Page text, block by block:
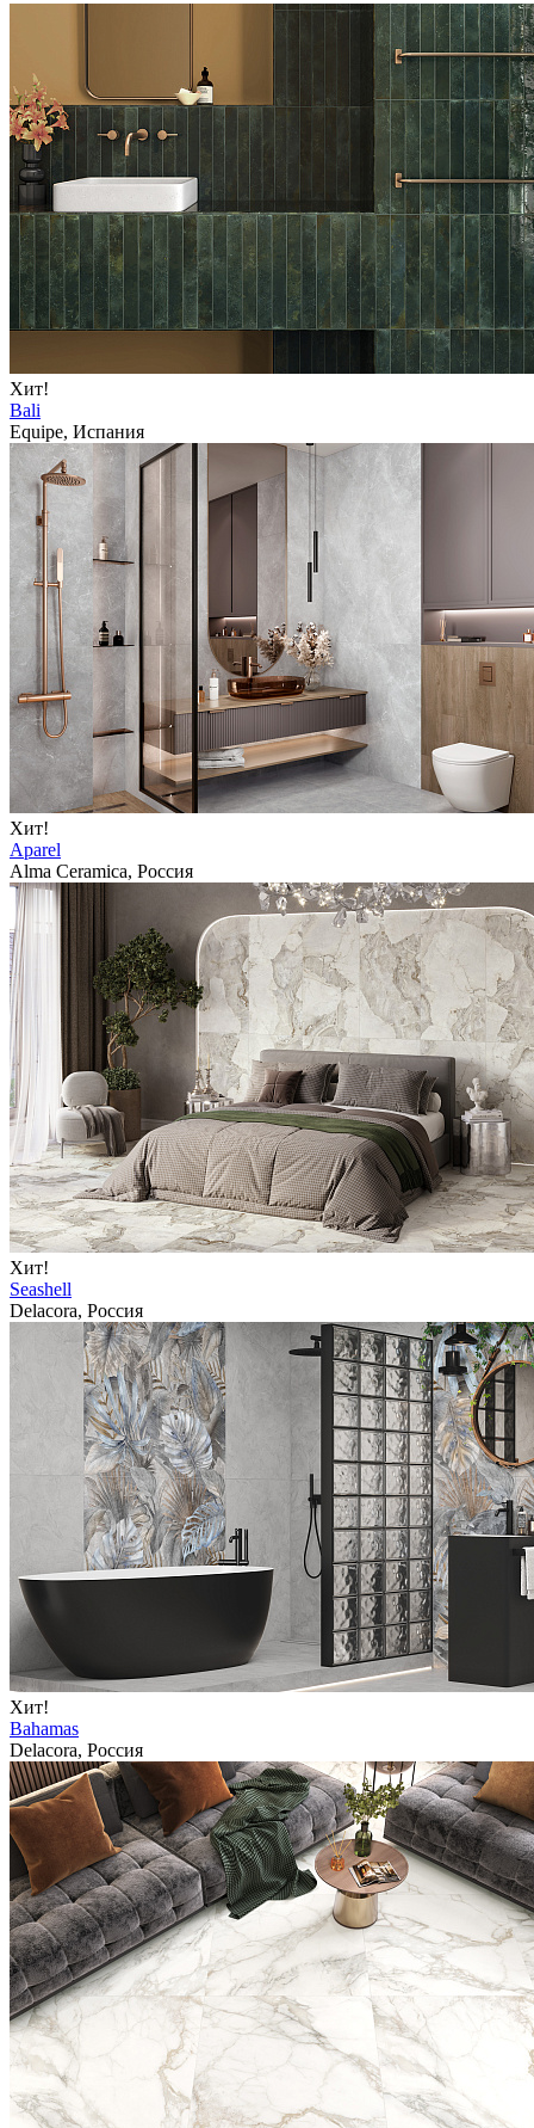
Хит!
Bali
Equipe, Испания
Хит!
Aparel
Alma Ceramica, Россия
Хит!
Seashell
Delacora, Россия
Хит!
Bahamas
Delacora, Россия